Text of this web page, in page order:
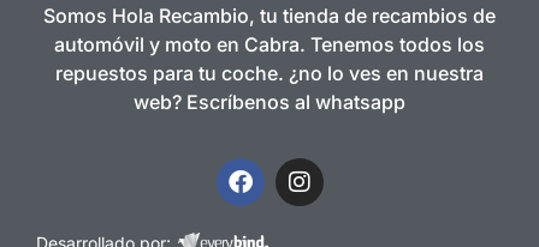
Somos Hola Recambio, tu tienda de recambios de
automóvil y moto en Cabra. Tenemos todos los
repuestos para tu coche. ¿no lo ves en nuestra
web? Escríbenos al whatsapp
Desarrollado por: